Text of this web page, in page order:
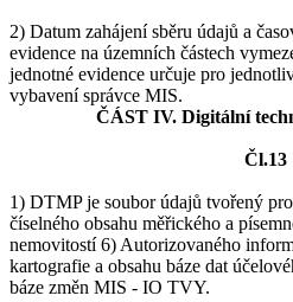
2) Datum zahájení sběru údajů a
evidence na územních částech
jednotné evidence určuje pro
vybavení správce MIS.
ČÁST IV. Digitální
Čl.13
1) DTMP je soubor údajů tvořený
číselného obsahu měřického a
nemovitostí 6) Autorizovaného
kartografie a obsahu báze dat
báze změn MIS - IO TVY.